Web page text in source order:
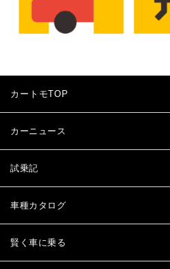
カートモTOP
カーニュース
試乗記
車種カタログ
賢く車に乗る